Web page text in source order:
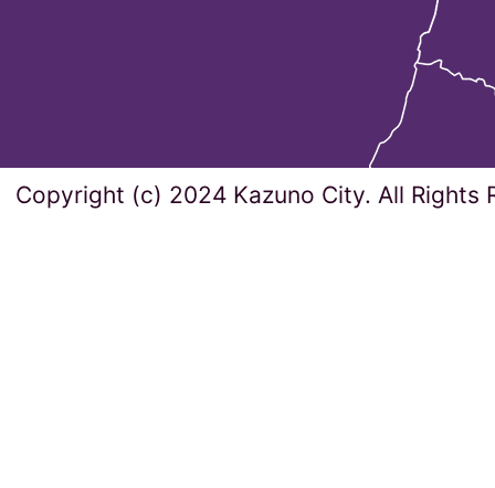
Copyright (c) 2024 Kazuno City. All Rights